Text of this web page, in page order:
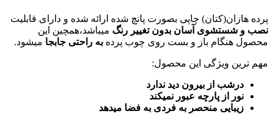
پرده هازان(کتان) چاپی بصورت پانچ شده ارائه شده و دارای قابلیت
نصب و شستشوی آسان بدون تغییر رنگمیباشد،همچین این
محصول هنگام باز و بست روی چوب پردهبه راحتی جابجامیشود.
مهم ترین ویژگی این محصول:
درشب از بیرون دید ندارد
نور از پارچه عبور نمیکند
زیبایی منحصر به فردی به فضا میدهد